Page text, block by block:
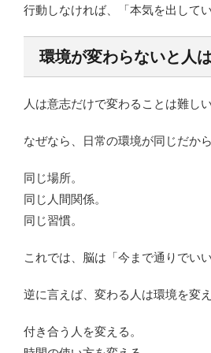
行動しなければ、「本気を出して
環境が変わらないと人
人は意志だけで変わることは難しい
なぜなら、日常の環境が同じだから
同じ場所。
同じ人間関係。
同じ習慣。
これでは、脳は「今まで通りでい
逆に言えば、変わる人は環境を変え
付き合う人を変える。